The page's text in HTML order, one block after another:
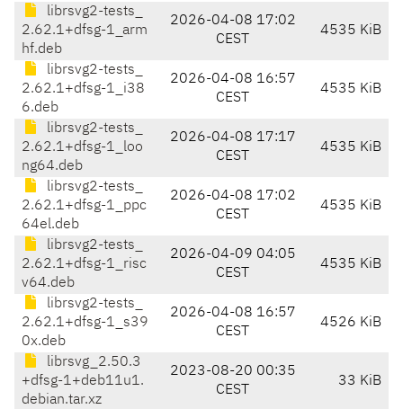
librsvg2-tests_
2.62.1+dfsg-1_arm
hf.deb
2026-04-08 17:02
CEST
4535 KiB
librsvg2-tests_
2.62.1+dfsg-1_i38
6.deb
2026-04-08 16:57
CEST
4535 KiB
librsvg2-tests_
2.62.1+dfsg-1_loo
ng64.deb
2026-04-08 17:17
CEST
4535 KiB
librsvg2-tests_
2.62.1+dfsg-1_ppc
64el.deb
2026-04-08 17:02
CEST
4535 KiB
librsvg2-tests_
2.62.1+dfsg-1_risc
v64.deb
2026-04-09 04:05
CEST
4535 KiB
librsvg2-tests_
2.62.1+dfsg-1_s39
0x.deb
2026-04-08 16:57
CEST
4526 KiB
librsvg_2.50.3
+dfsg-1+deb11u1.
debian.tar.xz
2023-08-20 00:35
CEST
33 KiB